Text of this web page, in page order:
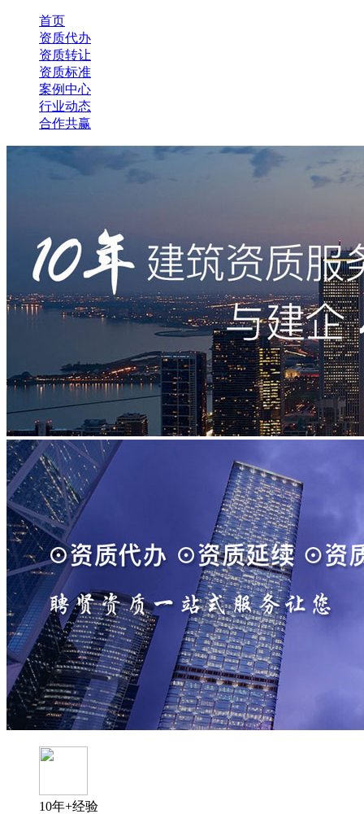
首页
资质代办
资质转让
资质标准
案例中心
行业动态
合作共赢
10年+经验